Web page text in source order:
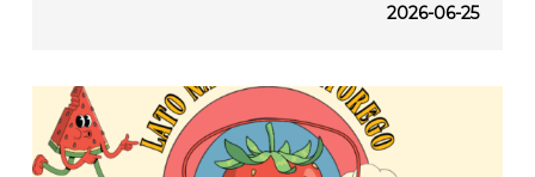
2026-06-25